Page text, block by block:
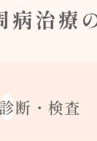
病治療
断・検査